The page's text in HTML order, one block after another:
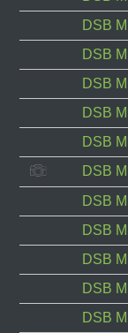
DSB
DSB
DSB
DSB
DSB
DSB
DSB
DSB
DSB
DSB
DSB